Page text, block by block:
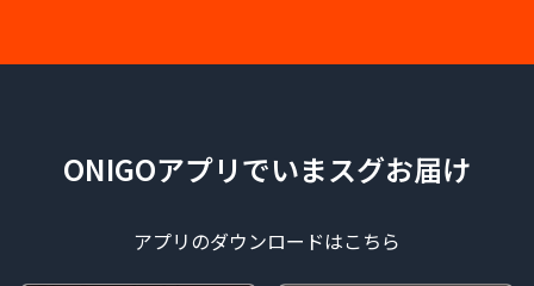
ONIGOアプリでいまスグお届け
アプリのダウンロードはこちら